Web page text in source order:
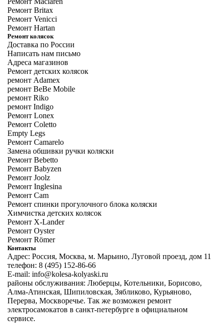
Ремонт Britax
Ремонт Venicci
Ремонт Hartan
Ремонт колясок
Доставка по России
Написать нам письмо
Адреса магазинов
Ремонт детских колясок
ремонт Adamex
ремонт BeBe Mobile
ремонт Riko
ремонт Indigo
Ремонт Lonex
Ремонт Coletto
Empty Legs
Ремонт Camarelo
Замена обшивки ручки коляски
Ремонт Bebetto
Ремонт Babyzen
Ремонт Joolz
Ремонт Inglesina
Ремонт Cam
Ремонт спинки прогулочного блока коляски
Химчистка детских колясок
Ремонт X-Lander
Ремонт Oyster
Ремонт Römer
Контакты
Адрес: Россия, Москва, м. Марьино, Луговой проезд, дом 11
телефон: 8 (495) 152-86-66
E-mail: info@kolesa-kolyaski.ru
районы обслуживания: Люберцы, Котельники, Борисово,
Алма-Атинская, Шипиловская, Зябликово, Курьяново,
Перерва, Москворечье. Так же возможен ремонт
электросамокатов в санкт-петербурге в официальном
сервисе.